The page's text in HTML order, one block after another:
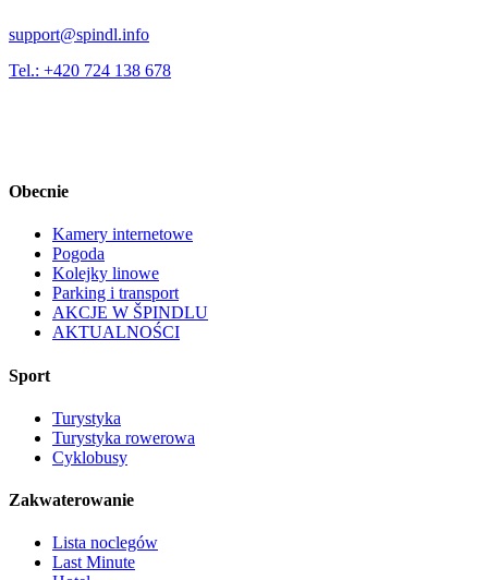
support@spindl.info
Tel.: +420 724 138 678
Obecnie
Kamery internetowe
Pogoda
Kolejky linowe
Parking i transport
AKCJE W ŠPINDLU
AKTUALNOŚCI
Sport
Turystyka
Turystyka rowerowa
Cyklobusy
Zakwaterowanie
Lista noclegów
Last Minute